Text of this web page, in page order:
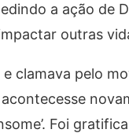
a ação de
outras
clamava pelo
Foi